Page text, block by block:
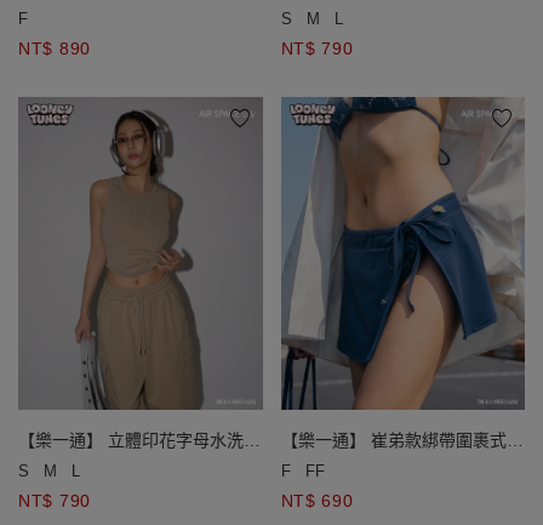
版TEE
F
NT$ 890
紋短版坦克背心
S M L
NT$ 790
【樂一通】 立體印花字母水洗羅
紋短版坦克背心
S M L
NT$ 790
【樂一通】 崔弟款綁帶圍裹式外
罩短裙
F FF
NT$ 690